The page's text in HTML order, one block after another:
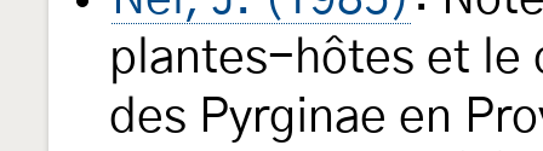
plantes-hôtes et le
des Pyrginae en